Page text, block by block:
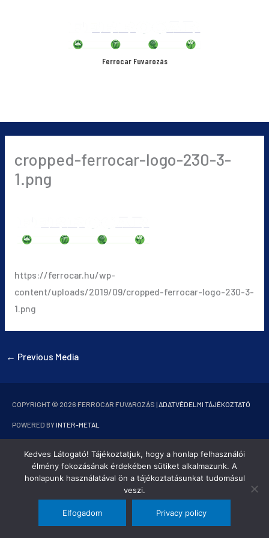
Ferrocar Fuvarozás
Menu
cropped-ferrocar-logo-230-3-
1.png
https://ferrocar.hu/wp-
content/uploads/2019/09/cropped-ferrocar-logo-230-3-
1.png
← Previous Media
COPYRIGHT © 2026 FERROCAR FUVAROZÁS | ADATVÉDELMI TÁJÉKOZTATÓ
POWERED BYINTER-METAL
Kedves Látogató! Tájékoztatjuk, hogy a honlap felhasználói
élmény fokozásának érdekében sütiket alkalmazunk. A
honlapunk használatával ön a tájékoztatásunkat tudomásul
veszi.
Elfogadom Privacy policy